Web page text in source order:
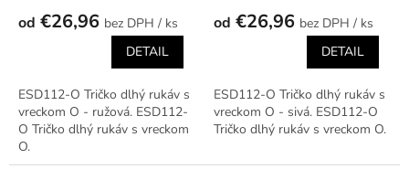
od €26,96
/ ks
DETAIL
ESD112-O Tričko dlhý rukáv s
vreckom O - ružová. ESD112-
O Tričko dlhý rukáv s vreckom
O.
od €26,96
/ ks
DETAIL
ESD112-O Tričko dlhý rukáv s
vreckom O - sivá. ESD112-O
Tričko dlhý rukáv s vreckom O.